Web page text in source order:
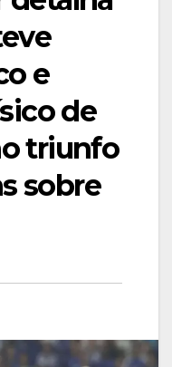
e
de
triunfo
sobre